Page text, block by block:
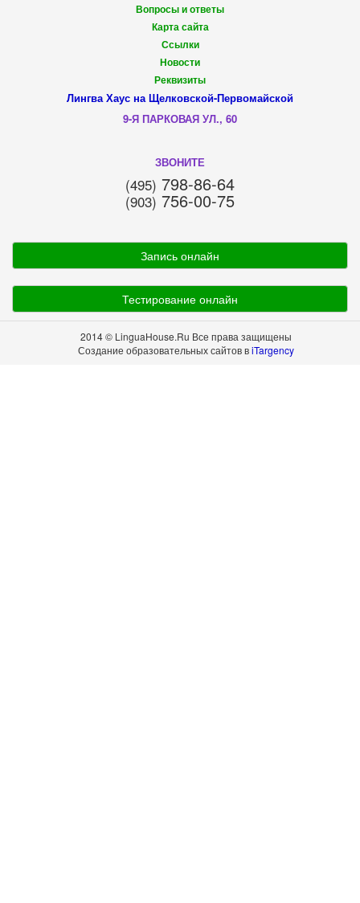
Вопросы и ответы
Карта сайта
Ссылки
Новости
Реквизиты
Лингва Хаус на Щелковской-Первомайской
9-Я ПАРКОВАЯ УЛ., 60
ЗВОНИТЕ
(495) 798-86-64
(903) 756-00-75
Запись онлайн
Тестирование онлайн
2014 © LinguaHouse.Ru Все права защищены
Создание образовательных сайтов вiTargency